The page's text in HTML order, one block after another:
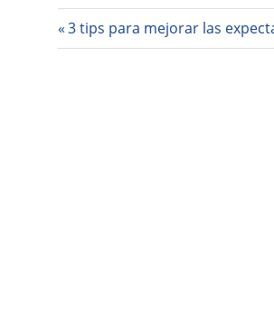
Navegación
Entrada
anterior:
3 tips para mejorar las